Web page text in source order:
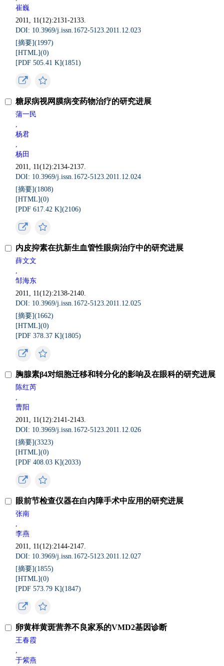
崔巍
2011, 11(12):2131-2133.
DOI: 10.3969/j.issn.1672-5123.2011.12.023
[摘要](1997)
[HTML](0)
[PDF 505.41 K](1851)
糖尿病视网膜病变药物治疗的研究进展
蒲一民
,
杨君
,
杨田
2011, 11(12):2134-2137.
DOI: 10.3969/j.issn.1672-5123.2011.12.024
[摘要](1808)
[HTML](0)
[PDF 617.42 K](2106)
内皮抑素在抗新生血管性眼病治疗中的研究进展
薛文文
,
邹海东
2011, 11(12):2138-2140.
DOI: 10.3969/j.issn.1672-5123.2011.12.025
[摘要](1662)
[HTML](0)
[PDF 378.37 K](1805)
胸腺素β4对细胞迁移和转分化的影响及在眼科的研究进展
陈红芮
,
曹阳
2011, 11(12):2141-2143.
DOI: 10.3969/j.issn.1672-5123.2011.12.026
[摘要](3323)
[HTML](0)
[PDF 408.03 K](2033)
眼前节检查仪器在白内障手术中应用的研究进展
张南
,
李燕
2011, 11(12):2144-2147.
DOI: 10.3969/j.issn.1672-5123.2011.12.027
[摘要](1855)
[HTML](0)
[PDF 573.79 K](1847)
卵黄样黄斑营养不良家系的VMD2基因诊断
王春霞
,
于紫燕